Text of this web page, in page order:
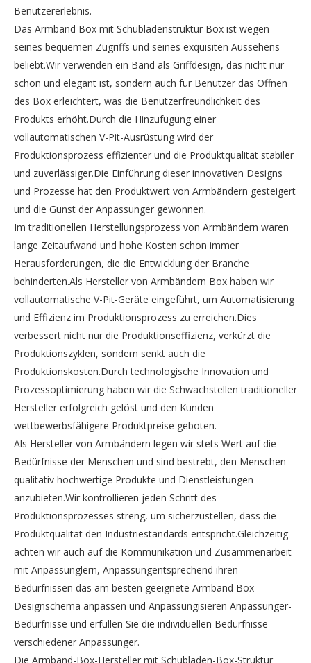
Benutzererlebnis.
Das Armband Box mit Schubladenstruktur Box ist wegen
seines bequemen Zugriffs und seines exquisiten Aussehens
beliebt.Wir verwenden ein Band als Griffdesign, das nicht nur
schön und elegant ist, sondern auch für Benutzer das Öffnen
des Box erleichtert, was die Benutzerfreundlichkeit des
Produkts erhöht.Durch die Hinzufügung einer
vollautomatischen V-Pit-Ausrüstung wird der
Produktionsprozess effizienter und die Produktqualität stabiler
und zuverlässiger.Die Einführung dieser innovativen Designs
und Prozesse hat den Produktwert von Armbändern gesteigert
und die Gunst der Anpassunger gewonnen.
Im traditionellen Herstellungsprozess von Armbändern waren
lange Zeitaufwand und hohe Kosten schon immer
Herausforderungen, die die Entwicklung der Branche
behinderten.Als Hersteller von Armbändern Box haben wir
vollautomatische V-Pit-Geräte eingeführt, um Automatisierung
und Effizienz im Produktionsprozess zu erreichen.Dies
verbessert nicht nur die Produktionseffizienz, verkürzt die
Produktionszyklen, sondern senkt auch die
Produktionskosten.Durch technologische Innovation und
Prozessoptimierung haben wir die Schwachstellen traditioneller
Hersteller erfolgreich gelöst und den Kunden
wettbewerbsfähigere Produktpreise geboten.
Als Hersteller von Armbändern legen wir stets Wert auf die
Bedürfnisse der Menschen und sind bestrebt, den Menschen
qualitativ hochwertige Produkte und Dienstleistungen
anzubieten.Wir kontrollieren jeden Schritt des
Produktionsprozesses streng, um sicherzustellen, dass die
Produktqualität den Industriestandards entspricht.Gleichzeitig
achten wir auch auf die Kommunikation und Zusammenarbeit
mit Anpassunglern, Anpassungentsprechend ihren
Bedürfnissen das am besten geeignete Armband Box-
Designschema anpassen und Anpassungisieren Anpassunger-
Bedürfnisse und erfüllen Sie die individuellen Bedürfnisse
verschiedener Anpassunger.
Die Armband-Box-Hersteller mit Schubladen-Box-Struktur